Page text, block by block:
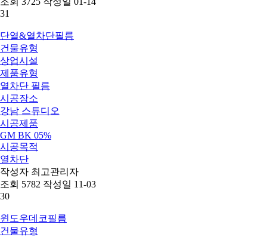
31
단열&열차단필름
건물유형
상업시설
제품유형
열차단 필름
시공장소
강남 스튜디오
시공제품
GM BK 05%
시공목적
열차단
작성자 최고관리자
조회 5782 작성일 11-03
30
윈도우데코필름
건물유형